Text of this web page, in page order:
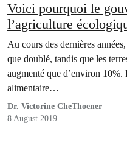
Voici pourquoi le
l’agriculture
Au cours des dernières
que doublé, tandis que les
augmenté que d’environ 10%.
alimentaire…
Dr. Victorine CheThoener
8 August 2019